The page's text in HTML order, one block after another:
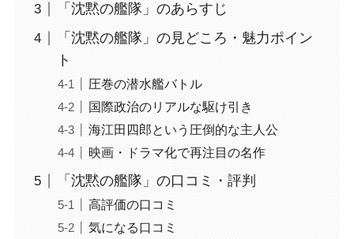
「沈黙の艦隊」のあらすじ
「沈黙の艦隊」の見どころ・魅力ポイン
ト
圧巻の潜水艦バトル
国際政治のリアルな駆け引き
海江田四郎という圧倒的な主人公
映画・ドラマ化で再注目の名作
「沈黙の艦隊」の口コミ・評判
高評価の口コミ
気になる口コミ